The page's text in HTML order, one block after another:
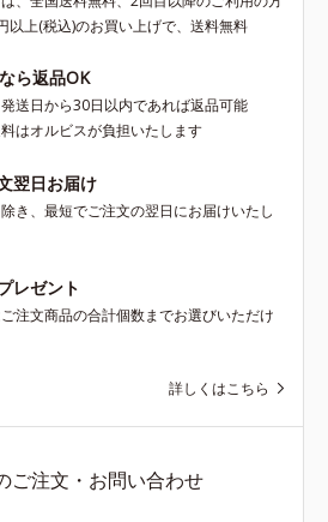
以上(税込)のお買い上げで、送料無料
ら返品OK
送日から30日以内であれば返品可能
はオルビスが負担いたします
翌日お届け
き、最短でご注文の翌日にお届けいたし
レゼント
注文商品の合計個数までお選びいただけ
詳しくはこちら
ご注文・お問い合わせ